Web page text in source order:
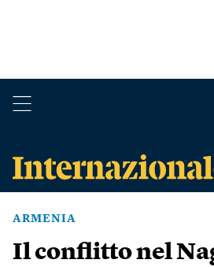
ARMENIA
Il conflitto nel